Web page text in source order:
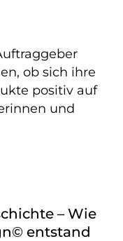
ob sich ihre
positiv auf
und
– Wie
entstand